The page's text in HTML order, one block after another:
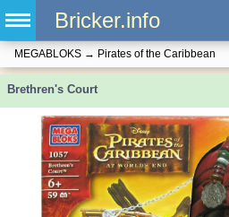
Bricker.info
MEGABLOKS → Pirates of the Caribbean
Brethren's Court